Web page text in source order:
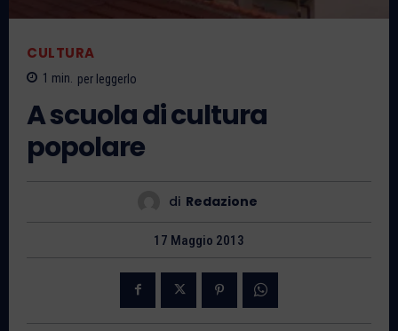
CULTURA
1 min. per leggerlo
A scuola di cultura
popolare
di Redazione
17 Maggio 2013